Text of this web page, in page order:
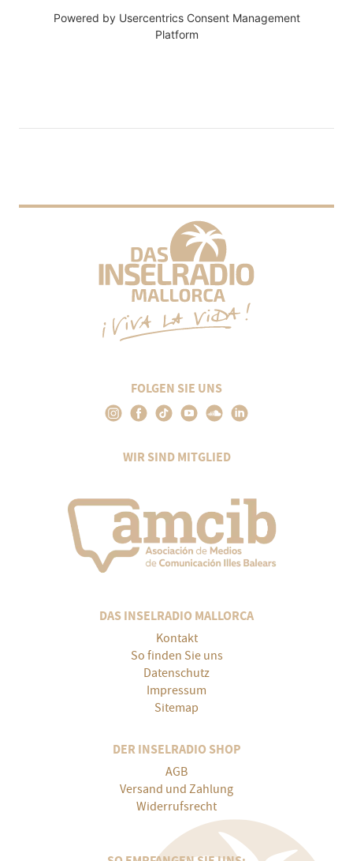
Powered by Usercentrics Consent Management
Platform
FOLGEN SIE UNS
WIR SIND MITGLIED
DAS INSELRADIO MALLORCA
Kontakt
So finden Sie uns
Datenschutz
Impressum
Sitemap
DER INSELRADIO SHOP
AGB
Versand und Zahlung
Widerrufsrecht